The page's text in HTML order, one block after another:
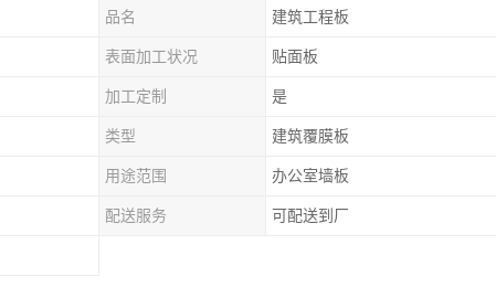
品名 建筑工程板
表面加工状况 贴面板
加工定制 是
类型 建筑覆膜板
用途范围 办公室墙板
配送服务 可配送到厂